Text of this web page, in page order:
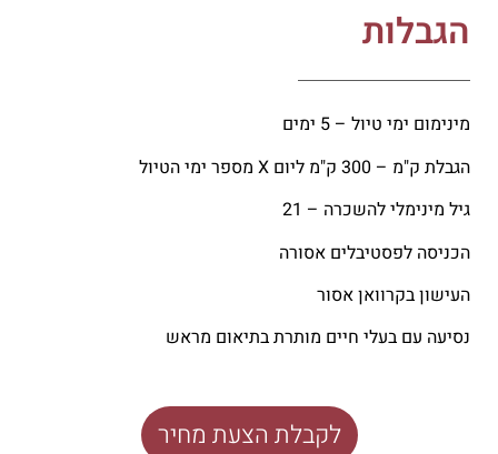
הגבלות
מינימום ימי טיול – 5 ימים
הגבלת ק"מ – 300 ק"מ ליום X מספר ימי הטיול
גיל מינימלי להשכרה – 21
הכניסה לפסטיבלים אסורה
העישון בקרוואן אסור
נסיעה עם בעלי חיים מותרת בתיאום מראש
לקבלת הצעת מחיר